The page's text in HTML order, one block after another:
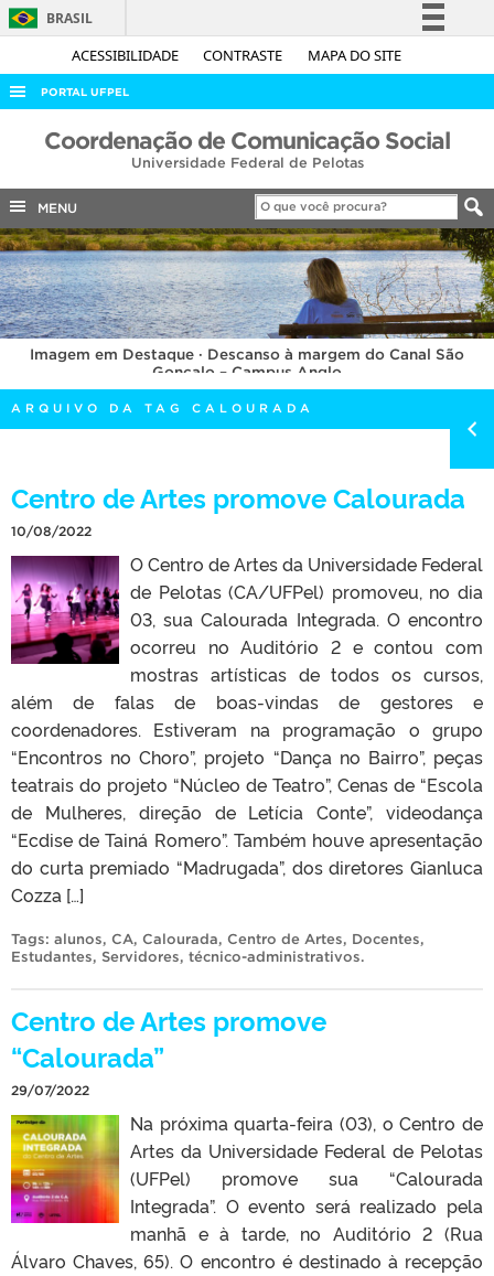
ACESSIBILIDADE CONTRASTE MAPA DO SITE
BRASIL
Simplifique!
Acesso à informação
Legislação
Canais
PORTAL UFPEL
ACESSO À INFORMAÇÃO
COBALTO
CONCURSOS
EDITAIS
INTERNACIONAL
OUVIDORIA
PORTARIAS
TELEFONES
Coordenação de Comunicação Social
Universidade Federal de Pelotas
MENU
Imagem em Destaque · Descanso à margem do Canal São
Gonçalo – Campus Anglo
ARQUIVO DA TAG CALOURADA
Centro de Artes promove Calourada
10/08/2022
O Centro de Artes da Universidade Federal
de Pelotas (CA/UFPel) promoveu, no dia
03, sua Calourada Integrada. O encontro
ocorreu no Auditório 2 e contou com
mostras artísticas de todos os cursos,
além de falas de boas-vindas de gestores e
coordenadores. Estiveram na programação o grupo
“Encontros no Choro”, projeto “Dança no Bairro”, peças
teatrais do projeto “Núcleo de Teatro”, Cenas de “Escola
de Mulheres, direção de Letícia Conte”, videodança
“Ecdise de Tainá Romero”. Também houve apresentação
do curta premiado “Madrugada”, dos diretores Gianluca
Cozza […]
Tags: alunos, CA, Calourada, Centro de Artes, Docentes,
Estudantes, Servidores, técnico-administrativos.
Centro de Artes promove
“Calourada”
29/07/2022
Na próxima quarta-feira (03), o Centro de
Artes da Universidade Federal de Pelotas
(UFPel) promove sua “Calourada
Integrada”. O evento será realizado pela
manhã e à tarde, no Auditório 2 (Rua
Álvaro Chaves, 65). O encontro é destinado à recepção